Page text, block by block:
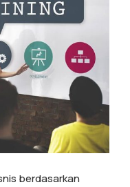
berdasarkan